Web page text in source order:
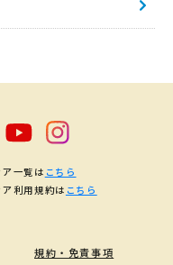
規約・免責事項
一覧は こちら
利用規約は こちら